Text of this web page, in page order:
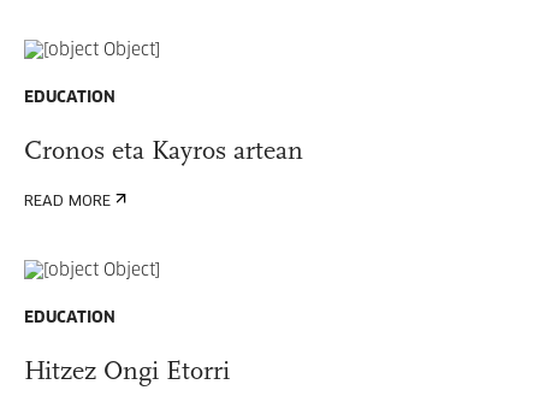
EDUCATION
Cronos eta Kayros artean
READ MORE
EDUCATION
Hitzez Ongi Etorri